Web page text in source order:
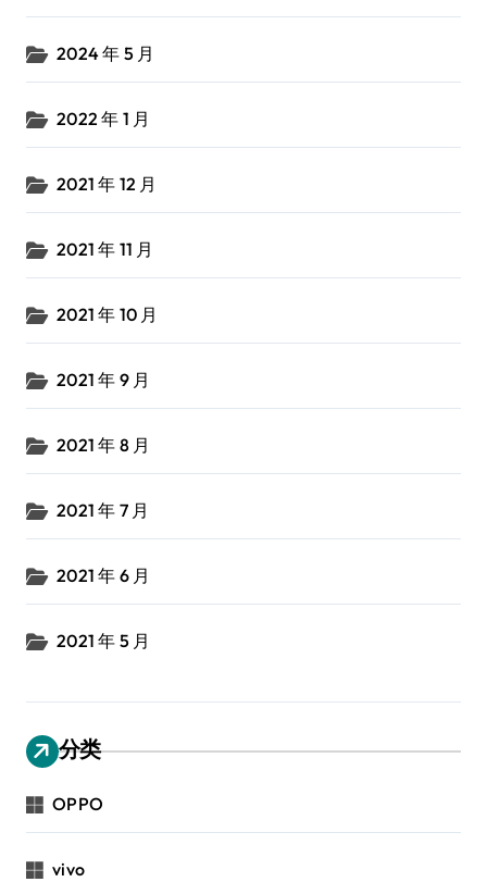
2024 年 5 月
2022 年 1 月
2021 年 12 月
2021 年 11 月
2021 年 10 月
2021 年 9 月
2021 年 8 月
2021 年 7 月
2021 年 6 月
2021 年 5 月
分类
OPPO
vivo